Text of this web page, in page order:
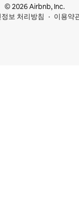
© 2026 Airbnb, Inc.
보 처리방침
이용약